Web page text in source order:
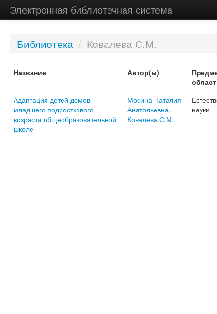
Электронная библиотечная система
Библиотека / Ковалева С.М.
Название Автор(ы)
Адаптация детей домов
младшего подросткового
возраста общеобразовательной
школе
Мосина Наталия
Анатольевна,
Ковалева С.М.
науки